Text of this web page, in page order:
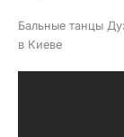
Бальные танцы
в Киеве